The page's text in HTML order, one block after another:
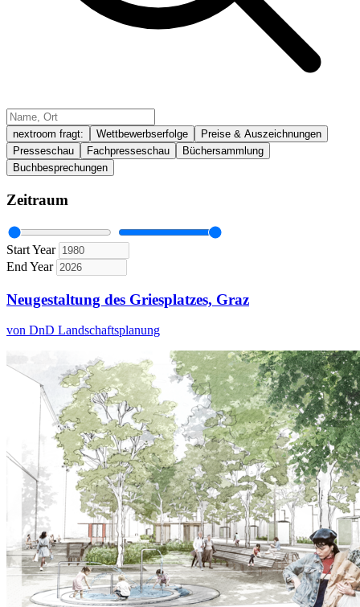
nextroom fragt: Wettbewerbserfolge
Preise & Auszeichnungen
Presseschau
Fachpresseschau
Büchersammlung
Buchbesprechungen
Zeitraum
Start Year
End Year
Neugestaltung des Griesplatzes, Graz
von DnD Landschaftsplanung